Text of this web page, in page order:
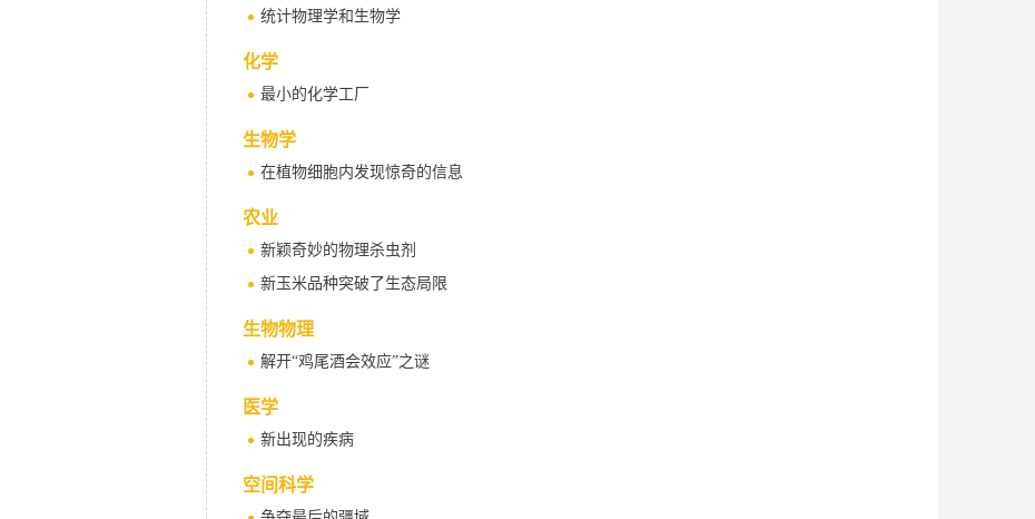
统计物理学和生物学
化学
最小的化学工厂
生物学
在植物细胞内发现惊奇的信息
农业
新颖奇妙的物理杀虫剂
新玉米品种突破了生态局限
生物物理
解开“鸡尾酒会效应”之谜
医学
新出现的疾病
空间科学